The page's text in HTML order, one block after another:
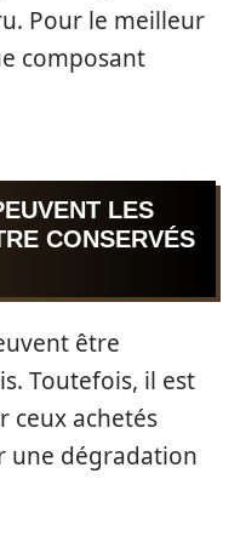
Pour le meilleur
composant
LES
CONSERVÉS
être
Toutefois, il est
ceux achetés
une dégradation